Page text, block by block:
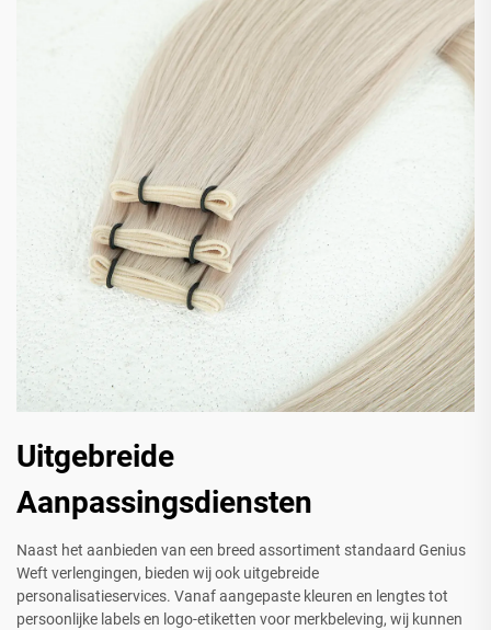
Uitgebreide
Aanpassingsdiensten
Naast het aanbieden van een breed assortiment standaard Genius
Weft verlengingen, bieden wij ook uitgebreide
personalisatieservices. Vanaf aangepaste kleuren en lengtes tot
persoonlijke labels en logo-etiketten voor merkbeleving, wij kunnen